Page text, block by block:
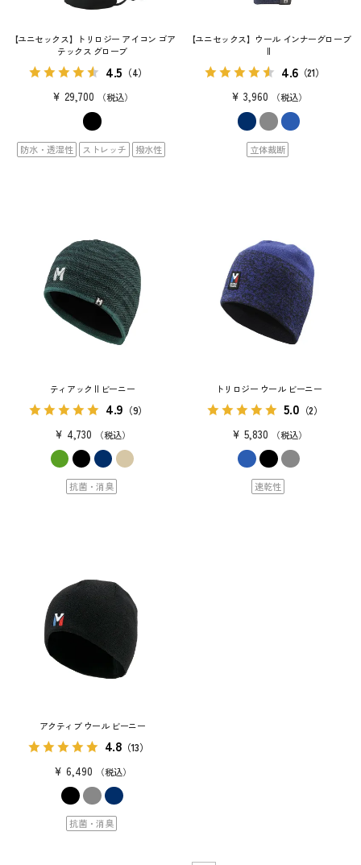
【ユニセックス】トリロジー アイコン ゴア
テックス グローブ
4.5 （4）
¥ 29,700 税込
防水・透湿性 ストレッチ 撥水性
【ユニセックス】ウール インナーグローブ
II
4.6（21）
¥ 3,960 税込
立体裁断
ティアック II ビーニー
4.9 （9）
¥ 4,730 税込
抗菌・消臭
トリロジー ウール ビーニー
5.0 （2）
¥ 5,830 税込
速乾性
アクティブ ウール ビーニー
4.8 （13）
¥ 6,490 税込
抗菌・消臭